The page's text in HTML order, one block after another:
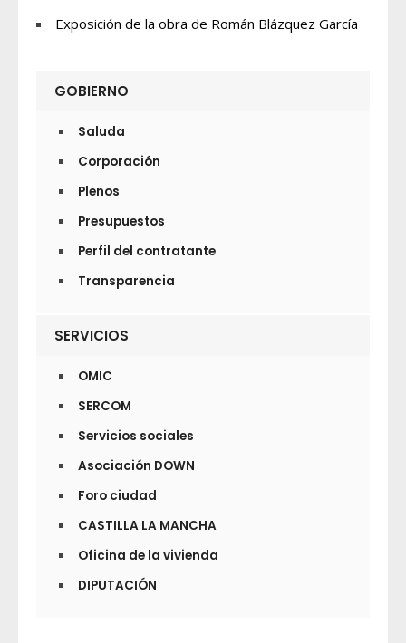
Exposición de la obra de Román Blázquez García
GOBIERNO
Saluda
Corporación
Plenos
Presupuestos
Perfil del contratante
Transparencia
SERVICIOS
OMIC
SERCOM
Servicios sociales
Asociación DOWN
Foro ciudad
CASTILLA LA MANCHA
Oficina de la vivienda
DIPUTACIÓN